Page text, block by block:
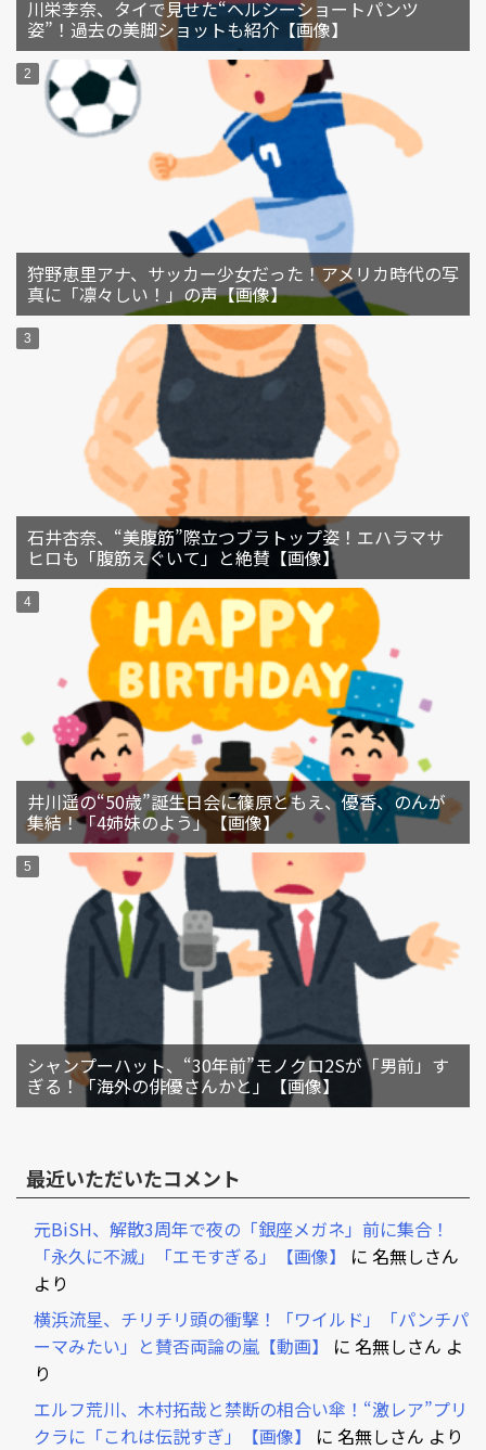
川栄李奈、タイで見せた“ヘルシーショートパンツ
姿”！過去の美脚ショットも紹介【画像】
狩野恵里アナ、サッカー少女だった！アメリカ時代の写
真に「凛々しい！」の声【画像】
石井杏奈、“美腹筋”際立つブラトップ姿！エハラマサ
ヒロも「腹筋えぐいて」と絶賛【画像】
井川遥の“50歳”誕生日会に篠原ともえ、優香、のんが
集結！「4姉妹のよう」【画像】
シャンプーハット、“30年前”モノクロ2Sが「男前」す
ぎる！「海外の俳優さんかと」【画像】
最近いただいたコメント
元BiSH、解散3周年で夜の「銀座メガネ」前に集合！
「永久に不滅」「エモすぎる」【画像】
に 名無しさん
より
横浜流星、チリチリ頭の衝撃！「ワイルド」「パンチパ
ーマみたい」と賛否両論の嵐【動画】
に 名無しさん よ
り
エルフ荒川、木村拓哉と禁断の相合い傘！“激レア”プリ
クラに「これは伝説すぎ」【画像】
に 名無しさん より